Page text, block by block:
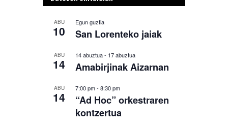
ABU
10
Egun guztia
San Lorenteko jaiak
ABU
14
14 abuztua- 17 abuztua
Amabirjinak Aizarnan
ABU
14
7:00 pm- 8:30 pm
“Ad Hoc” orkestraren
kontzertua